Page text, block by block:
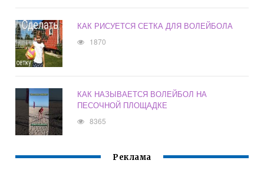
КАК РИСУЕТСЯ СЕТКА ДЛЯ ВОЛЕЙБОЛА
1870
КАК НАЗЫВАЕТСЯ ВОЛЕЙБОЛ НА
ПЕСОЧНОЙ ПЛОЩАДКЕ
8365
Реклама